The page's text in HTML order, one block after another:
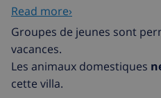
WIFI, gratuit). Place de
HUTG038924
Tamariu: Belle villa
Quartier résidentiel, à 1.5
jardin propice à la détente,
5 m, 01.05.-15.10.) avec
Read more›
Groupes de jeunes sont
vacances.
Les animaux domestiques
cette villa.